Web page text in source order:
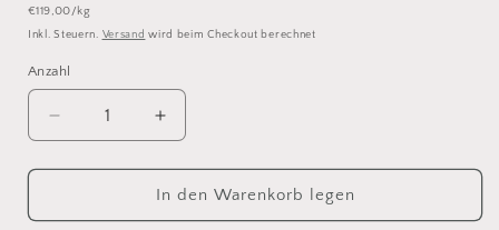
Preis
Grundpreis
€119,00/kg
Inkl. Steuern. Versand wird beim Checkout berechnet
Anzahl
Anzahl
Verringere
die
Menge
arwetta
Erhöhe
die
Menge
für
arwetta
In den Warenkorb legen